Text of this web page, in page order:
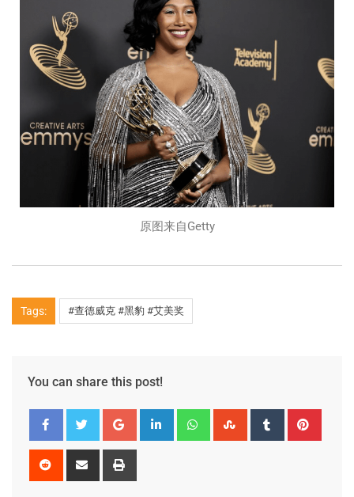
原图来自Getty
Tags: #查德威克 #黑豹 #艾美奖
You can share this post!